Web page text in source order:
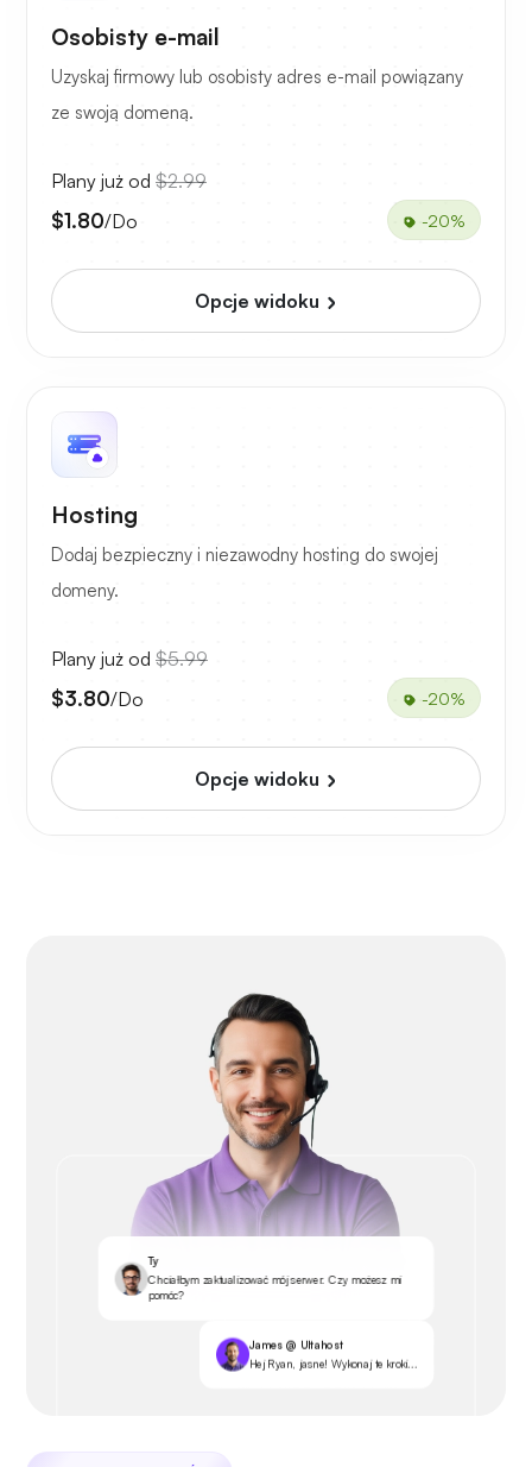
Osobisty e-mail
Uzyskaj firmowy lub osobisty adres e-mail powiązany
ze swoją domeną.
Plany już od $2.99
$1.80/Do -20%
Opcje widoku
Hosting
Dodaj bezpieczny i niezawodny hosting do swojej
domeny.
Plany już od $5.99
$3.80/Do -20%
Opcje widoku
Ty
Chciałbym zaktualizować mój serwer. Czy możesz mi
pomóc?
James @ Ultahost
Hej Ryan, jasne! Wykonaj te kroki...